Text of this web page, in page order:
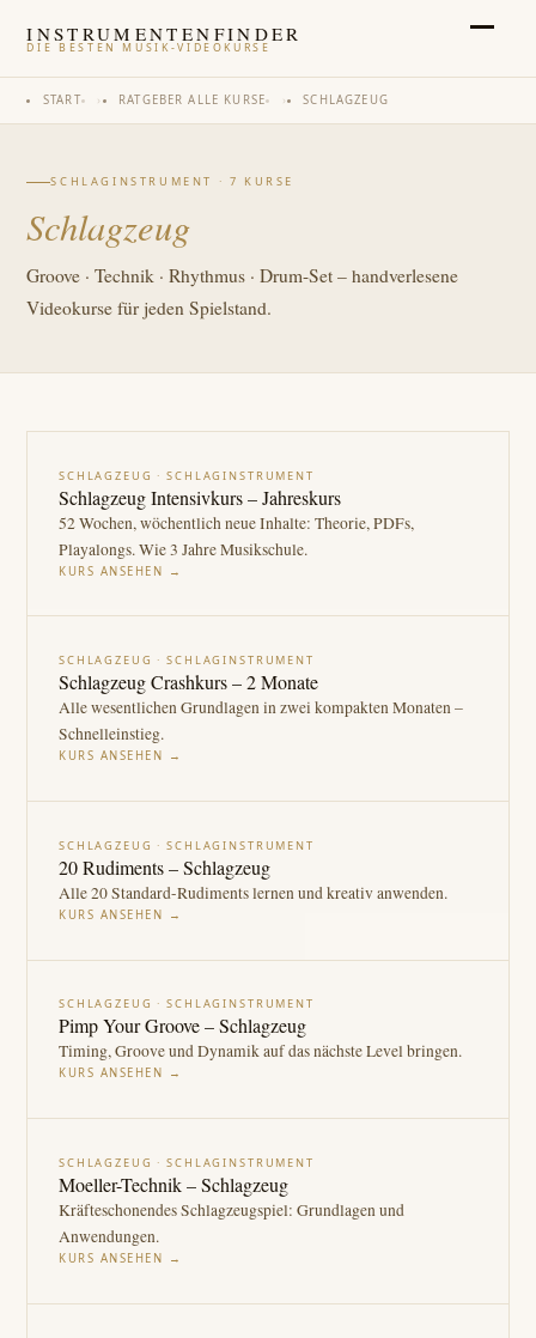
INSTRUMENTENFINDER
DIE BESTEN MUSIK-VIDEOKURSE
START › RATGEBER ALLE KURSE › SCHLAGZEUG
SCHLAGINSTRUMENT · 7 KURSE
Schlagzeug
Groove · Technik · Rhythmus · Drum-Set – handverlesene
Videokurse für jeden Spielstand.
SCHLAGZEUG · SCHLAGINSTRUMENT
Schlagzeug Intensivkurs – Jahreskurs
52 Wochen, wöchentlich neue Inhalte: Theorie, PDFs,
Playalongs. Wie 3 Jahre Musikschule.
KURS ANSEHEN →
SCHLAGZEUG · SCHLAGINSTRUMENT
Schlagzeug Crashkurs – 2 Monate
Alle wesentlichen Grundlagen in zwei kompakten Monaten –
Schnelleinstieg.
KURS ANSEHEN →
SCHLAGZEUG · SCHLAGINSTRUMENT
20 Rudiments – Schlagzeug
Alle 20 Standard-Rudiments lernen und kreativ anwenden.
KURS ANSEHEN →
SCHLAGZEUG · SCHLAGINSTRUMENT
Pimp Your Groove – Schlagzeug
Timing, Groove und Dynamik auf das nächste Level bringen.
KURS ANSEHEN →
SCHLAGZEUG · SCHLAGINSTRUMENT
Moeller-Technik – Schlagzeug
Kräfteschonendes Schlagzeugspiel: Grundlagen und
Anwendungen.
KURS ANSEHEN →